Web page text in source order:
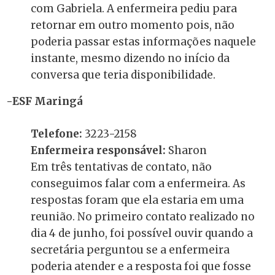
com Gabriela. A enfermeira pediu para
retornar em outro momento pois, não
poderia passar estas informações naquele
instante, mesmo dizendo no início da
conversa que teria disponibilidade.
-ESF Maringá
Telefone: 3223-2158
Enfermeira responsável: Sharon
Em três tentativas de contato, não
conseguimos falar com a enfermeira. As
respostas foram que ela estaria em uma
reunião. No primeiro contato realizado no
dia 4 de junho, foi possível ouvir quando a
secretária perguntou se a enfermeira
poderia atender e a resposta foi que fosse